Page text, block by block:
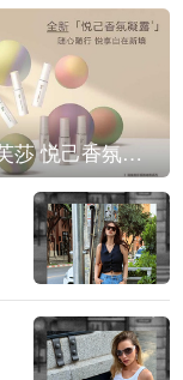
IPSA茵芙莎 悦己香氛凝露上市